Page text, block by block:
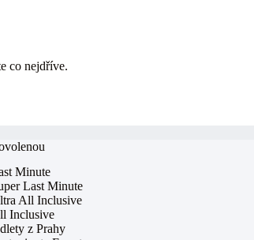
co nejdříve.
Minute
Last Minute
All Inclusive
Inclusive
z Prahy